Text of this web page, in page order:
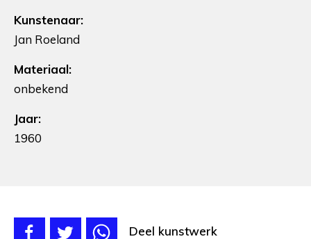
Kunstenaar:
Jan Roeland
Materiaal:
onbekend
Jaar:
1960
Deel kunstwerk